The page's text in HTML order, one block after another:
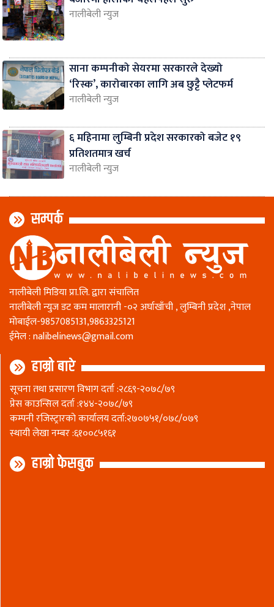
नालीबेली न्युज
साना कम्पनीको सेयरमा सरकारले देख्यो
‘रिस्क’, कारोबारका लागि अब छुट्टै प्लेटफर्म
नालीबेली न्युज
६ महिनामा लुम्बिनी प्रदेश सरकारको बजेट १९
प्रतिशतमात्र खर्च
नालीबेली न्युज
सम्पर्क
नालीबेली मिडिया प्रा.लि. द्वारा संचालित
नालीबेली न्युज डट कम मालारानी -०२ अर्घाखाँची , लुम्बिनी प्रदेश ,नेपाल
माेबाईल-9857085131,9863325121
ईमेल :nalibelinews@gmail.com
हाम्रो बारे
सूचना तथा प्रसारण विभाग दर्ता :२८६९-२०७८/७९
प्रेस काउन्सिल दर्ता :१४४-२०७८/७९
कम्पनी रजिस्ट्रारकाे कार्यालय दर्ता:२७०७५१/०७८/०७९
स्थायी लेखा नम्बर :६१००८५१६१
हाम्रो फेसबुक